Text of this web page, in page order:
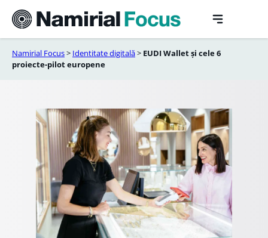
conținut
Namirial Focus> Identitate digitală> EUDI Wallet și cele 6
proiecte-pilot europene